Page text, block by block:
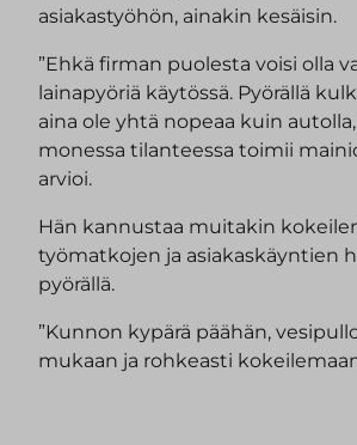
asiakastyöhön, ainakin kesäisin.
”Ehkä firman puolesta voisi olla
lainapyöriä käytössä. Pyörällä
aina ole yhtä nopeaa kuin
monessa tilanteessa toimii
arvioi.
Hän kannustaa muitakin
työmatkojen ja asiakaskäyntien
pyörällä.
”Kunnon kypärä päähän,
mukaan ja rohkeasti